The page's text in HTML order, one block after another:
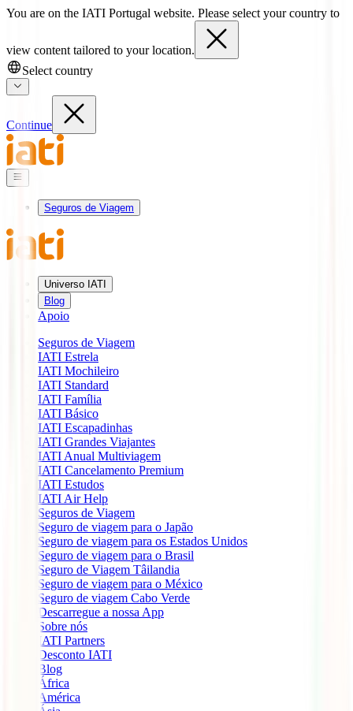
You are on the IATI Portugal website. Please select your country to
view content tailored to your location.
Select country
Continue
Seguros de Viagem
Universo IATI
Blog
Apoio
Seguros de Viagem
IATI Estrela
IATI Mochileiro
IATI Standard
IATI Família
IATI Básico
IATI Escapadinhas
IATI Grandes Viajantes
IATI Anual Multiviagem
IATI Cancelamento Premium
IATI Estudos
IATI Air Help
Seguros de Viagem
Seguro de viagem para o Japão
Seguro de viagem para os Estados Unidos
Seguro de viagem para o Brasil
Seguro de Viagem Tâilandia
Seguro de viagem para o México
Seguro de viagem Cabo Verde
Descarregue a nossa App
Sobre nós
IATI Partners
Desconto IATI
Blog
África
América